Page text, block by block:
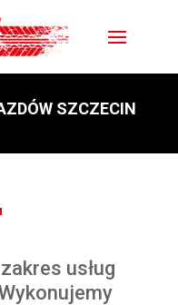
SZCZECIN
usług